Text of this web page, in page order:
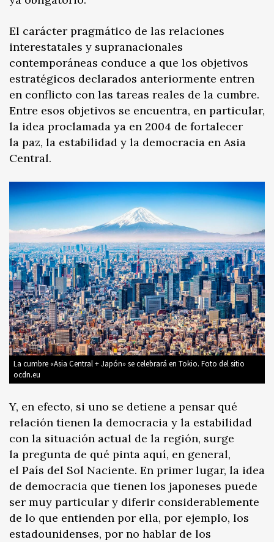
El carácter pragmático de las relaciones
interestatales y supranacionales
contemporáneas conduce a que los objetivos
estratégicos declarados anteriormente entren
en conflicto con las tareas reales de la cumbre.
Entre esos objetivos se encuentra, en particular,
la idea proclamada ya en 2004 de fortalecer
la paz, la estabilidad y la democracia en Asia
Central.
La cumbre «Asia Central + Japón» se celebrará en Tokio. Foto del sitio
ocdn.eu
Y, en efecto, si uno se detiene a pensar qué
relación tienen la democracia y la estabilidad
con la situación actual de la región, surge
la pregunta de qué pinta aquí, en general,
el País del Sol Naciente. En primer lugar, la idea
de democracia que tienen los japoneses puede
ser muy particular y diferir considerablemente
de lo que entienden por ella, por ejemplo, los
estadounidenses, por no hablar de los